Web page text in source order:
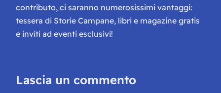
contributo, ci saranno numerosissimi vantaggi:
tessera di Storie Campane, libri e magazine gratis
e inviti ad eventi esclusivi!
Lascia un commento